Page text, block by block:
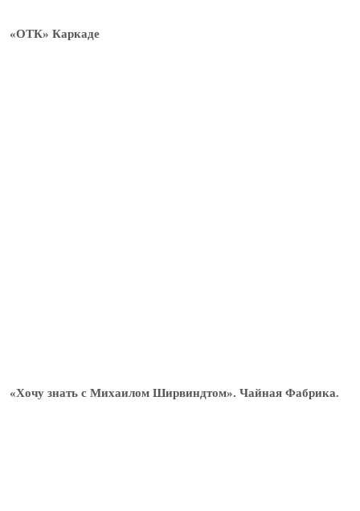
«ОТК» Каркаде
«Хочу знать с Михаилом Ширвиндтом». Чайная Фабрика.